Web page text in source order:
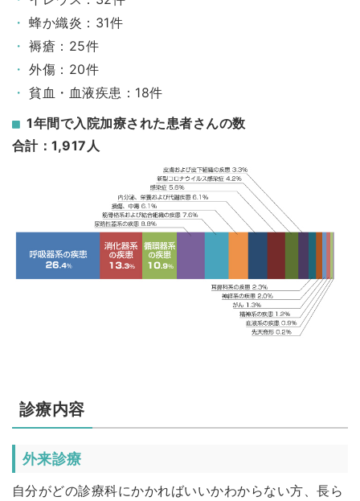
蜂か織炎：31件
褥瘡：25件
外傷：20件
貧血・血液疾患：18件
1年間で入院加療された患者さんの数
合計：1,917人
診療内容
外来診療
自分がどの診療科にかかればいいかわからない方、長ら